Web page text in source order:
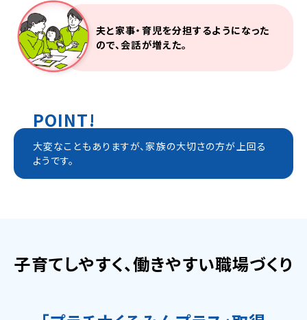
夫と家事・育児を分担するようになった
ので、会話が増えた。
POINT!
大変なこともありますが、家族の大切さの方が上回る
ようです。
子育てしやすく、働きやすい職場づくり